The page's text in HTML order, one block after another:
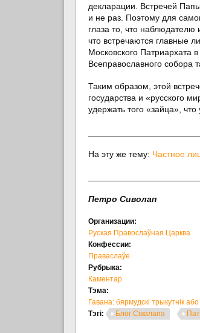
декларации. Встречей
и не раз. Поэтому для
глаза то, что наблюдателю
что встречаются главные
Московского Патриархата
Всеправославного собора
Таким образом, этой
государства и «русского
удержать того «зайца»,
На эту же тему: Частное
Петро Сиволап
Организации:
Руская Правослаўная Царква
Конфессии:
Праваслаўе
Рубрыка:
Каментар
Тэма:
Гавана: бярмудскі трыкутнік
Тэгі:
Блог Сівалапа